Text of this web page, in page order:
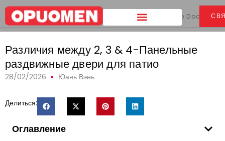
Дом > Различия между 2, 3 & 4-Panel Sliding Patio Doors
Различия между 2, 3 & 4-Панельные
раздвижные двери для патио
28/02/2026 Юань Вэнь
Делиться:
Оглавление